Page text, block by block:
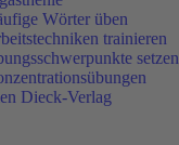
Wörter üben
trainieren
setzen
Dieck-Verlag